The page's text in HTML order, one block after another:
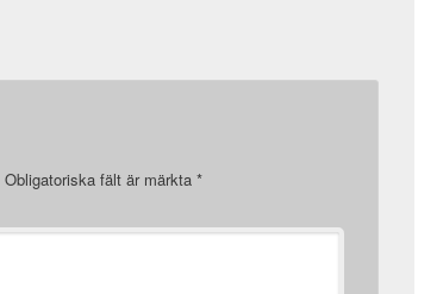
Obligatoriska fält är märkta *